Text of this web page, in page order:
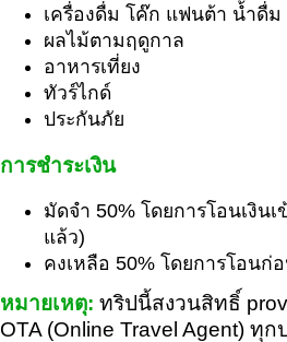
เครื่องดื่ม โค๊ก แฟนต้า น้ำดื่ม
ผลไม้ตามฤดูกาล
อาหารเที่ยง
ทัวร์ไกด์
ประกันภัย
การชำระเงิน
มัดจำ 50% โดยการโอนเงิน
แล้ว)
คงเหลือ 50% โดยการโอนก่
หมายเหตุ: ทริปนี้สงวนสิทธิ์
OTA (Online Travel Agent) ทุก